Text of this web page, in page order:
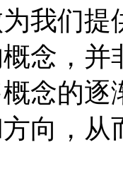
我们
念，
念的
向，